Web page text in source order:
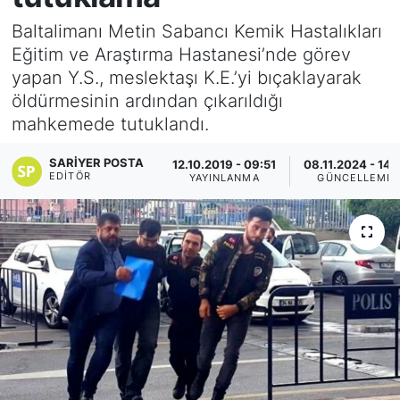
Baltalimanı Metin Sabancı Kemik Hastalıkları
Eğitim ve Araştırma Hastanesi’nde görev
yapan Y.S., meslektaşı K.E.’yi bıçaklayarak
öldürmesinin ardından çıkarıldığı
mahkemede tutuklandı.
SARIYER POSTA
EDITÖR
12.10.2019 - 09:51
YAYINLANMA
08.11.2024 -
GÜNCELLEME
KÖŞE YAZILARI
KÖŞE YAZILARI (Arşiv)
KÜLTÜR SANAT
MAGAZİN
RÖPORTAJ
SAĞLIK
SARIYER HABERLERİ
SARIYER İMAR BARIŞI
SEKTÖR